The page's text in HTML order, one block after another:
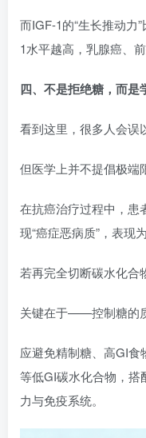
而IGF-1的“生长推动力
1水平越高，乳腺癌、
四、不是拒绝糖，而是
看到这里，很多人会误
但医学上并不提倡极端
在抗癌治疗过程中，患
现“癌症恶病质”，表现
若再完全切断碳水化合
关键在于——控制糖的
应避免精制糖、高GI
等低GI碳水化合物，搭
力与免疫系统。